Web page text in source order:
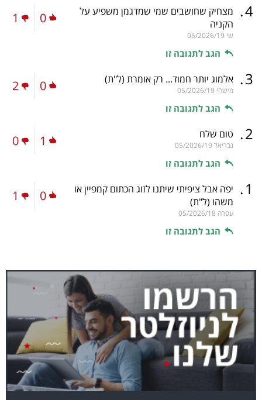
4
. מצחיק שחושבים שמי שמדגמן משפיע על
הקניה
שי 05/2026/19
הגב לתגובה זו
0
1
3
. אלמוג יותר חמוד... רק אומרת (ל"ת)
מישהי 05/2026/19
הגב לתגובה זו
0
2
2
. טום שלח
גבריאל 05/2026/19
הגב לתגובה זו
1
0
1
. יפה אבל ציפיתי שיתנו לזוג הכתום קמפיין או
משהו (ל"ת)
עפרה 05/2026/18
הגב לתגובה זו
0
1